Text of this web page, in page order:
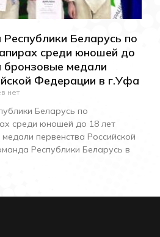
Беларусь по
среди юношей до
бронзовые медали
Федерации в г.Уфа
нет
Беларусь по
среди юношей до 18 лет
первенства Российской
Республики Беларусь в